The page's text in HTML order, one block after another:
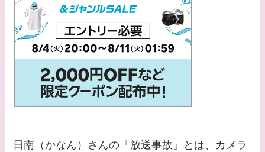
系図・家族構成は？嫁
西野七瀬との馴れ初め
や現在の活動は？
【画像】平子理沙と似
てる有名人３選！ヒア
ルロン酸で顔が変わっ
日南（かなん）さんの「放送事故」とは、カメラ